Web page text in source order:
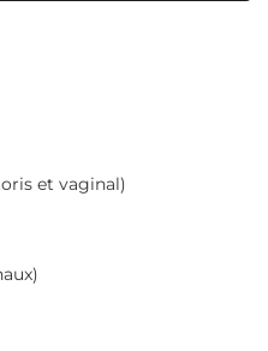
et vaginal)